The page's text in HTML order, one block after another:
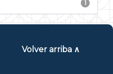
1
Volver arriba ∧